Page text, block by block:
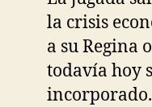
la crisis
a su Regina
todavía hoy